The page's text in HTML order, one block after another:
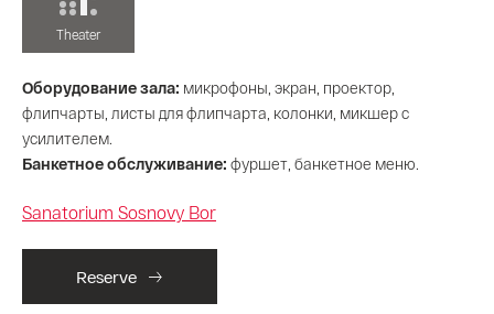
Theater
Оборудование зала: микрофоны, экран, проектор,
флипчарты, листы для флипчарта, колонки, микшер с
усилителем.
Банкетное обслуживание: фуршет, банкетное меню.
Sanatorium Sosnovy Bor
Reserve